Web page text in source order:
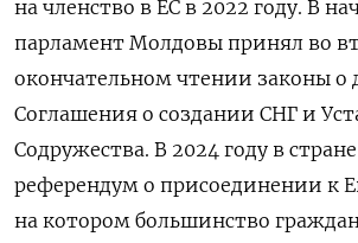
на членство в ЕС в 2022 году. В
парламент Молдовы принял во
окончательном чтении законы о
Соглашения о создании СНГ и
Содружества. В 2024 году в
референдум о присоединении к
на котором большинство